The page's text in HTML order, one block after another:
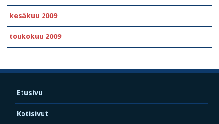
kesäkuu 2009
toukokuu 2009
Etusivu
Kotisivut